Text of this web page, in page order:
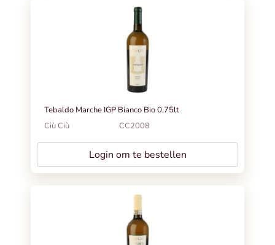
Tebaldo Marche IGP Bianco Bio 0,75lt
Ciù Ciù
CC2008
Login om te bestellen